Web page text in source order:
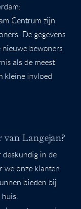
Centrum zijn
De gegevens
bewoners
als de meest
kleine invloed
van Langejan?
deskundig in de
we onze klanten
bieden bij